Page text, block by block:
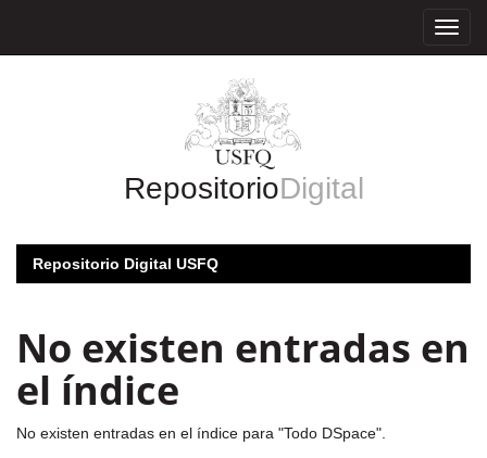
RepositorioDigital
Repositorio Digital USFQ
No existen entradas en
el índice
No existen entradas en el índice para "Todo DSpace".